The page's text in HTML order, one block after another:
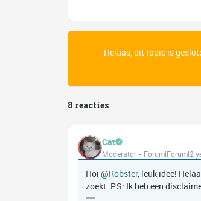
Helaas, dit topic is
8 reacties
Cat
Moderator Forum|Forum|2
Hoi @Robster, leuk idee!
zoekt. P.S: Ik heb een